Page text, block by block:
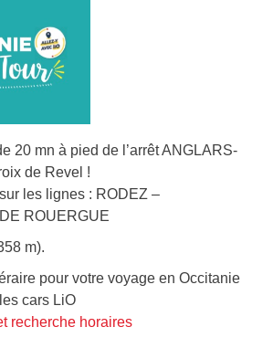
20 mn à pied de l’arrêt ANGLARS-
de Revel !
les lignes : RODEZ –
ROUERGUE
m).
pour votre voyage en Occitanie
cars LiO
recherche horaires